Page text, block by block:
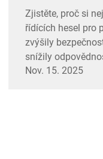
Zjistěte, proč si
řídících hesel pro
zvýšily
snížily
víceúrovňový
Nov. 15. 2025